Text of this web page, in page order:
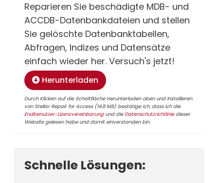
Reparieren Sie beschädigte MDB- und
ACCDB-Datenbankdateien und stellen
Sie gelöschte Datenbanktabellen,
Abfragen, Indizes und Datensätze
einfach wieder her. Versuch's jetzt!
Herunterladen
Durch Klicken auf die Schaltfläche Herunterladen oben und Installieren
von Stellar Repair for Access (14.8 MB) bestätige ich, dass ich die
Endbenutzer-Lizenzvereinbarungund dieDatenschutzrichtliniedieser
Website gelesen habe und damit einverstanden bin.
Schnelle Lösungen: